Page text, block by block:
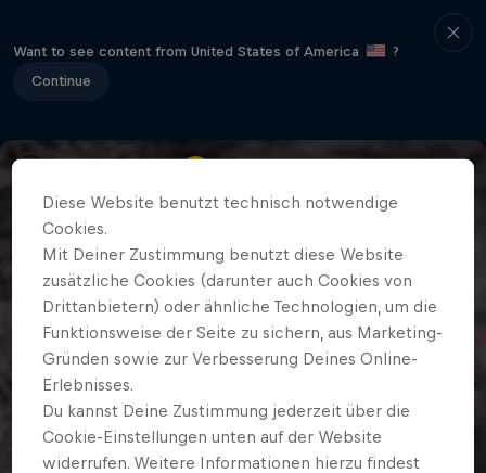
Want to see content from United States of America
?
Continue
Diese Website benutzt technisch notwendige
Cookies.
Mit Deiner Zustimmung benutzt diese Website
zusätzliche Cookies (darunter auch Cookies von
Drittanbietern) oder ähnliche Technologien, um die
Funktionsweise der Seite zu sichern, aus Marketing-
Gründen sowie zur Verbesserung Deines Online-
Erlebnisses.
Du kannst Deine Zustimmung jederzeit über die
Cookie-Einstellungen unten auf der Website
widerrufen. Weitere Informationen hierzu findest